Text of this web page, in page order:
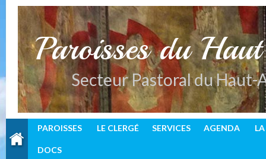
Paroisses du
Secteur Pastoral du Haut-
PAROISSES LE CLERGÉ SERVICES AGENDA
DOCS